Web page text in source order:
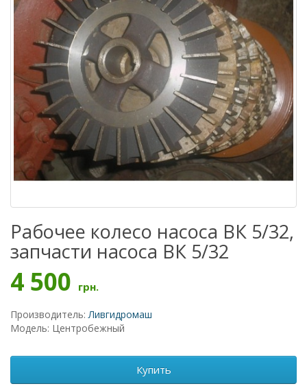
Рабочее колесо насоса ВК 5/32,
запчасти насоса ВК 5/32
4 500 грн.
Производитель:Ливгидромаш
Модель: Центробежный
Купить